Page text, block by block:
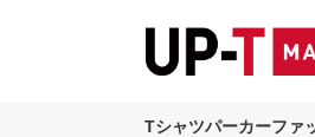
Tシャツパーカーファ